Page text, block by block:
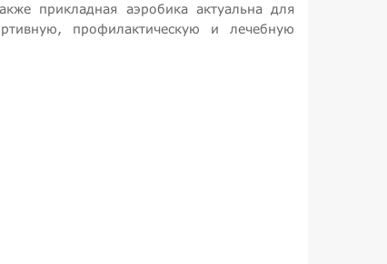
прикладная аэробика актуальна для
профилактическую и лечебную